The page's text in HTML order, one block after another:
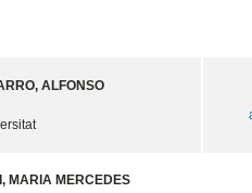
ALFONSO
MARIA MERCEDES